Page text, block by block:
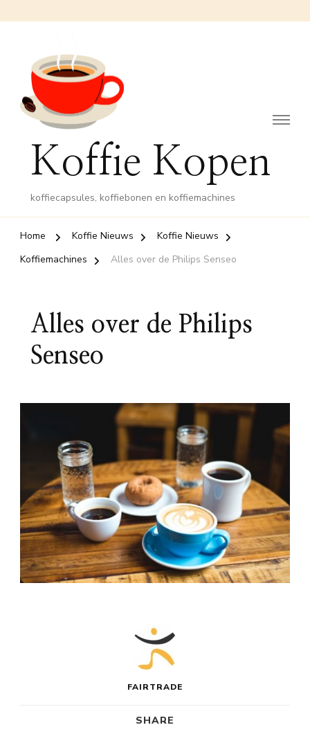
Koffie Kopen
koffiecapsules, koffiebonen en koffiemachines
Home Koffie Nieuws
Koffie Nieuws
Koffiemachines
Alles over de Philips Senseo
Alles over de Philips
Senseo
FAIRTRADE
SHARE